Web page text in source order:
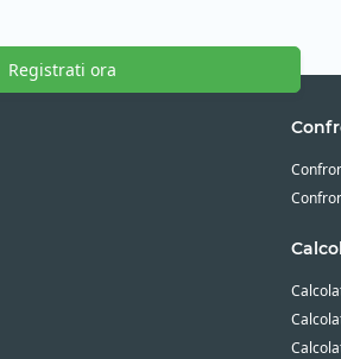
Registrati ora